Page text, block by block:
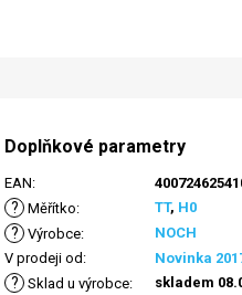
Doplňkové parametry
EAN:
? Měřítko: TT, H0
? Výrobce:
NOCH
V prodeji od: Novinka
? Sklad u výrobce:
skladem